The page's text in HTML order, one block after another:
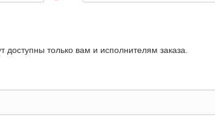
только вам и исполнителям заказа.